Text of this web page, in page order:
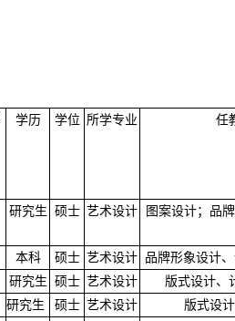
学历 学位 所学专业 任
研究生 硕士 艺术设计
图案设计；品
本科 硕士 艺术设计 品牌形象设计
研究生 硕士 艺术设计
版式设计、
研究生 硕士 艺术设计 版式设